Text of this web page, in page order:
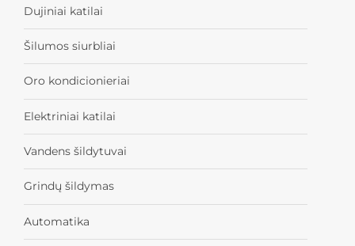
Dujiniai katilai
Šilumos siurbliai
Oro kondicionieriai
Elektriniai katilai
Vandens šildytuvai
Grindų šildymas
Automatika